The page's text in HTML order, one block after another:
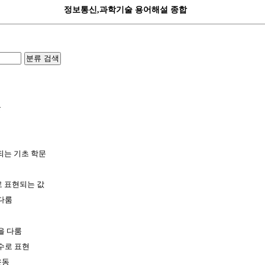
정보통신,과학기술 용어해설 종합
분류 검색
는 기초 학문
표현되는 값
룸
다룸
로 표현